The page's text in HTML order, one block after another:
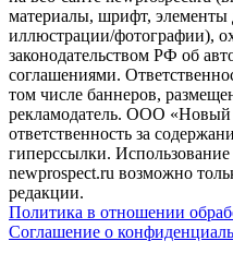
материалы, шрифт, элементы
иллюстрации/фотографии),
законодательством РФ об
соглашениями.
том числе баннеров,
рекламодатель. ООО «Новый
ответственность за
гиперссылки. Использование
newprospect.ru возможно
редакции.
Политика в отношении
Соглашение о